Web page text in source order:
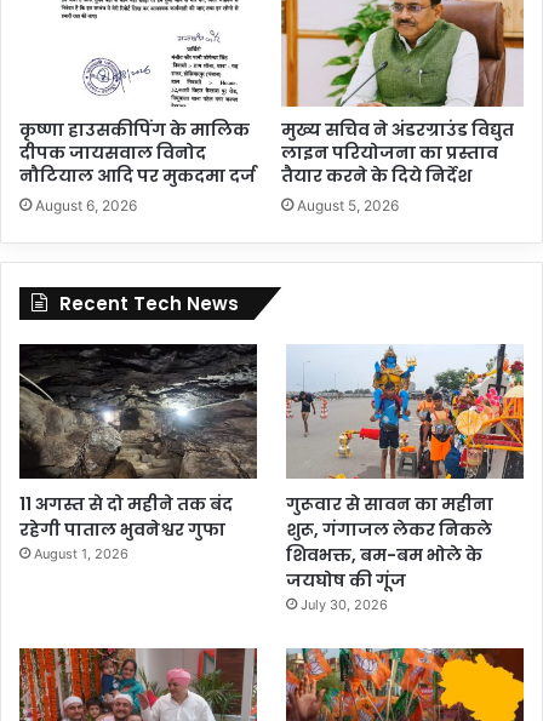
कृष्णा हाउसकीपिंग के मालिक
दीपक जायसवाल विनोद
नौटियाल आदि पर मुकदमा दर्ज
August 6, 2026
मुख्य सचिव ने अंडरग्राउंड विद्युत
लाइन परियोजना का प्रस्ताव
तैयार करने के दिये निर्देश
August 5, 2026
Recent Tech News
11 अगस्त से दो महीने तक बंद
रहेगी पाताल भुवनेश्वर गुफा
August 1, 2026
गुरूवार से सावन का महीना
शुरू, गंगाजल लेकर निकले
शिवभक्त, बम-बम भोले के
जयघोष की गूंज
July 30, 2026